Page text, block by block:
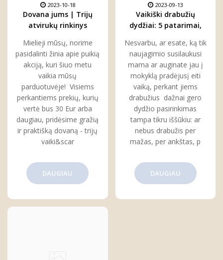
2023-10-18
Dovana jums | Trijų
atvirukų rinkinys
Mielieji mūsų, norime
pasidalinti žinia apie puikią
akciją, kuri šiuo metu
vaikia mūsų
parduotuvėje! Visiems
perkantiems prekių, kurių
vertė bus 30 Eur arba
daugiau, pridėsime gražią
ir praktišką dovaną - trijų
vaiki&scar
DAUGIAU
2023-09-13
Vaikiški drabužių
dydžiai: 5 patarimai,
pasirinkti
Nesvarbu, ar esate, ką tik
naujagimio susilaukusi
mama ar auginate jau į
mokyklą pradėjusį eiti
vaiką, perkant jiems
drabužius dažnai gero
dydžio pasirinkimas
tampa tikru iššūkiu: ar
nebus drabužis per
mažas, per ankštas, p
DAUGIAU